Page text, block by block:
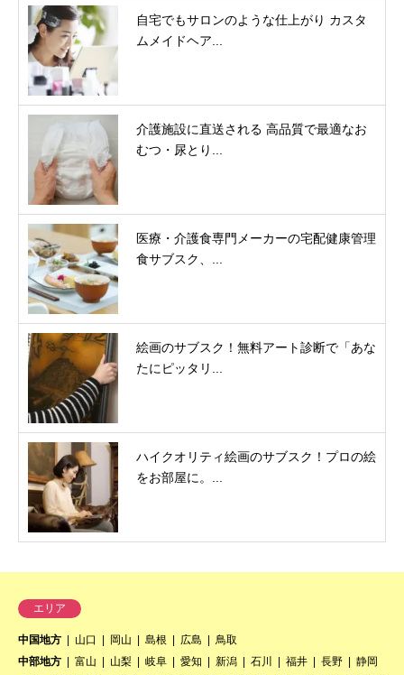
自宅でもサロンのような仕上がり カスタ
ムメイドヘア...
介護施設に直送される 高品質で最適なお
むつ・尿とり...
医療・介護食専門メーカーの宅配健康管理
食サブスク、...
絵画のサブスク！無料アート診断で「あな
たにピッタリ...
ハイクオリティ絵画のサブスク！プロの絵
をお部屋に。...
エリア
中国地方 山口 岡山 島根 広島
鳥取
中部地方
富山 山梨 岐阜 愛知 新潟 石川 福井 長野
静岡